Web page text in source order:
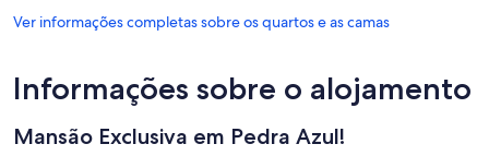
Ver informações completas sobre os quartos e as camas
Informações sobre o alojamento
Mansão Exclusiva em Pedra Azul!